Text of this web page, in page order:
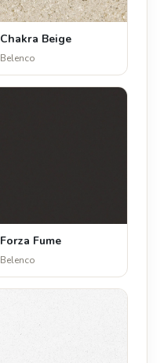
Chakra Beige
Belenco
Forza Fume
Belenco